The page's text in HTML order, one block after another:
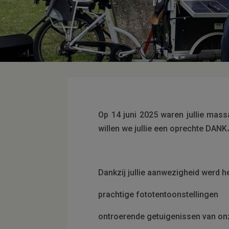
Op 14 juni 2025 waren jullie
willen we jullie een oprechte
Dankzij jullie aanwezigheid werd
prachtige fototentoonstellingen
ontroerende getuigenissen van